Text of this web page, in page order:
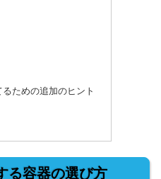
ための追加のヒント
る容器の選び方